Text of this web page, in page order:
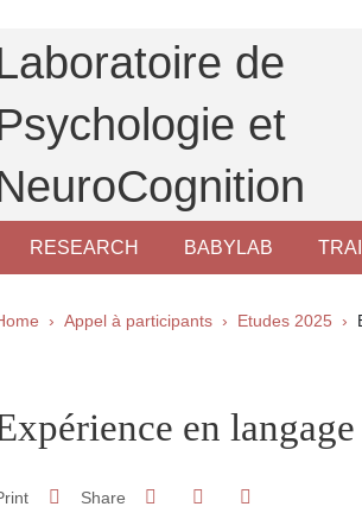
de
et
RESEARCH BABYLAB
Appel à participants Etudes 2025
Sidebaren langage
Share Share on Facebook
Share on LinkedIn